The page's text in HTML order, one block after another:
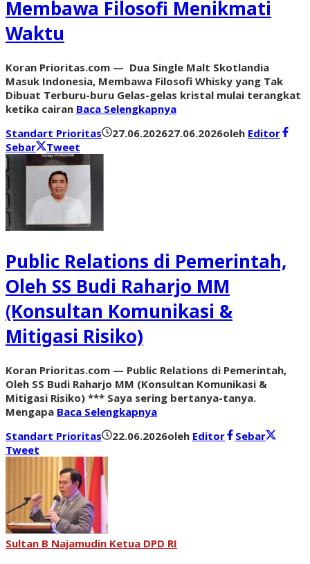
Membawa Filosofi Menikmati
Waktu
Koran Prioritas.com — Dua Single Malt Skotlandia
Masuk Indonesia, Membawa Filosofi Whisky yang Tak
Dibuat Terburu-buru Gelas-gelas kristal mulai terangkat
ketika cairan Baca Selengkapnya
Standart Prioritas
27.06.202627.06.2026oleh Editor
Sebar
Tweet
Public Relations di Pemerintah,
Oleh SS Budi Raharjo MM
(Konsultan Komunikasi &
Mitigasi Risiko)
Koran Prioritas.com — Public Relations di Pemerintah,
Oleh SS Budi Raharjo MM (Konsultan Komunikasi &
Mitigasi Risiko) *** Saya sering bertanya-tanya.
Mengapa Baca Selengkapnya
Standart Prioritas
22.06.2026oleh Editor
Sebar
Tweet
Sultan B Najamudin Ketua DPD RI